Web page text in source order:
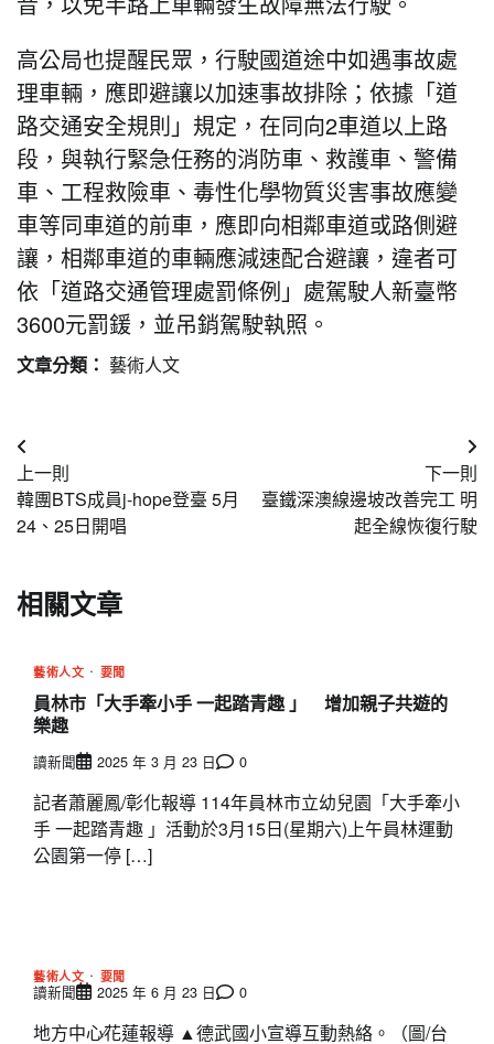
高公局也提醒民眾，行駛國道途中如遇事故處
理車輛，應即避讓以加速事故排除；依據「道
路交通安全規則」規定，在同向2車道以上路
段，與執行緊急任務的消防車、救護車、警備
車、工程救險車、毒性化學物質災害事故應變
車等同車道的前車，應即向相鄰車道或路側避
讓，相鄰車道的車輛應減速配合避讓，違者可
依「道路交通管理處罰條例」處駕駛人新臺幣
3600元罰鍰，並吊銷駕駛執照。
文章分類： 藝術人文
文
章
導
上一則
韓團BTS成員j-hope登臺 5月
24、25日開唱
下一則
臺鐵深澳線邊坡改善完工 明
起全線恢復行駛
相關文章
藝術人文 要聞
員林市「大手牽小手 一起踏青趣 」 增加親子共遊的
樂趣
讀新聞 2025 年 3 月 23 日 0
記者蕭麗鳳/彰化報導 114年員林市立幼兒園「大手牽小
手 一起踏青趣 」活動於3月15日(星期六)上午員林運動
公園第一停 […]
藝術人文 要聞
讀新聞 2025 年 6 月 23 日 0
地方中心∕花蓮報導 ▲德武國小宣導互動熱絡。（圖/台